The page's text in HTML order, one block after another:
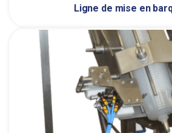
Ligne de mise en